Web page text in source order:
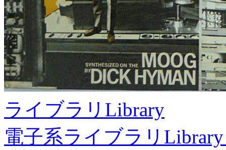
ライブラリ Library
電子系ライブラリ